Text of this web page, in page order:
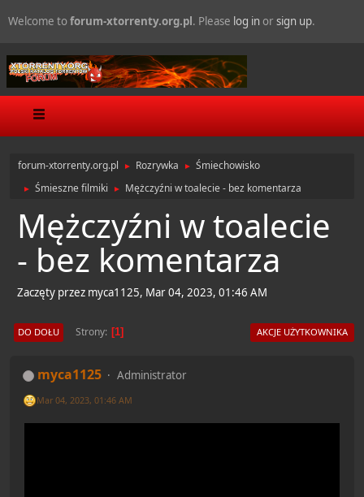
Welcome toforum-xtorrenty.org.pl. Please log in or sign up.
forum-xtorrenty.org.pl ► Rozrywka ► Śmiechowisko
► Śmieszne filmiki ► Mężczyźni w toalecie - bez komentarza
Mężczyźni w toalecie
- bez komentarza
Zaczęty przez myca1125, Mar 04, 2023, 01:46 AM
DO DOŁU Strony 1 AKCJE UŻYTKOWNIKA
myca1125 Administrator
Mar 04, 2023, 01:46 AM